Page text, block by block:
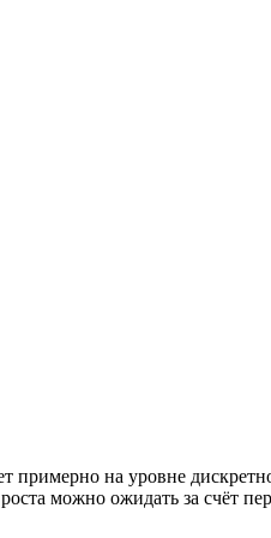
примерно на уровне
можно ожидать за счёт